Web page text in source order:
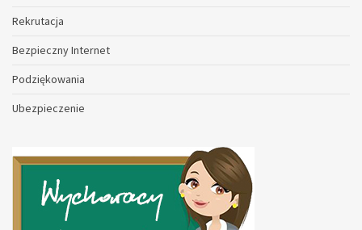
Rekrutacja
Bezpieczny Internet
Podziękowania
Ubezpieczenie